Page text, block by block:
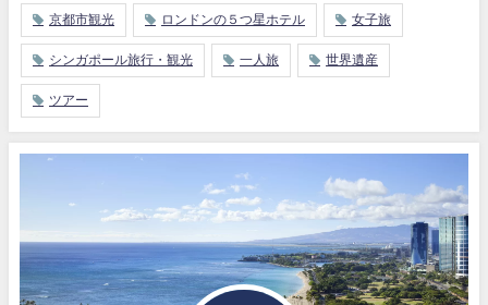
京都市観光 ロンドンの５つ星ホテル 女子旅
シンガポール旅行・観光 一人旅 世界遺産
ツアー